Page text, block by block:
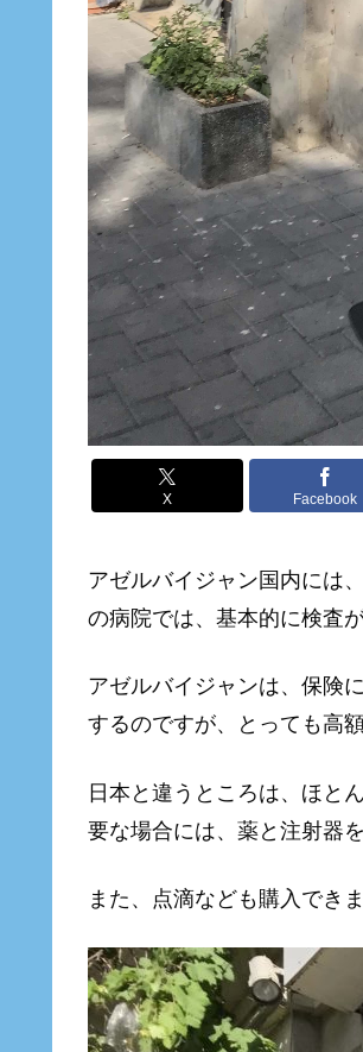
X Facebook
アゼルバイジャン国内には
の病院では、基本的に検査
アゼルバイジャンは、保険
するのですが、とっても高額
日本と違うところは、ほと
要な場合には、薬と注射器
また、点滴なども購入できま